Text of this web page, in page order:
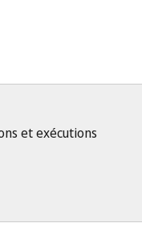
et exécutions